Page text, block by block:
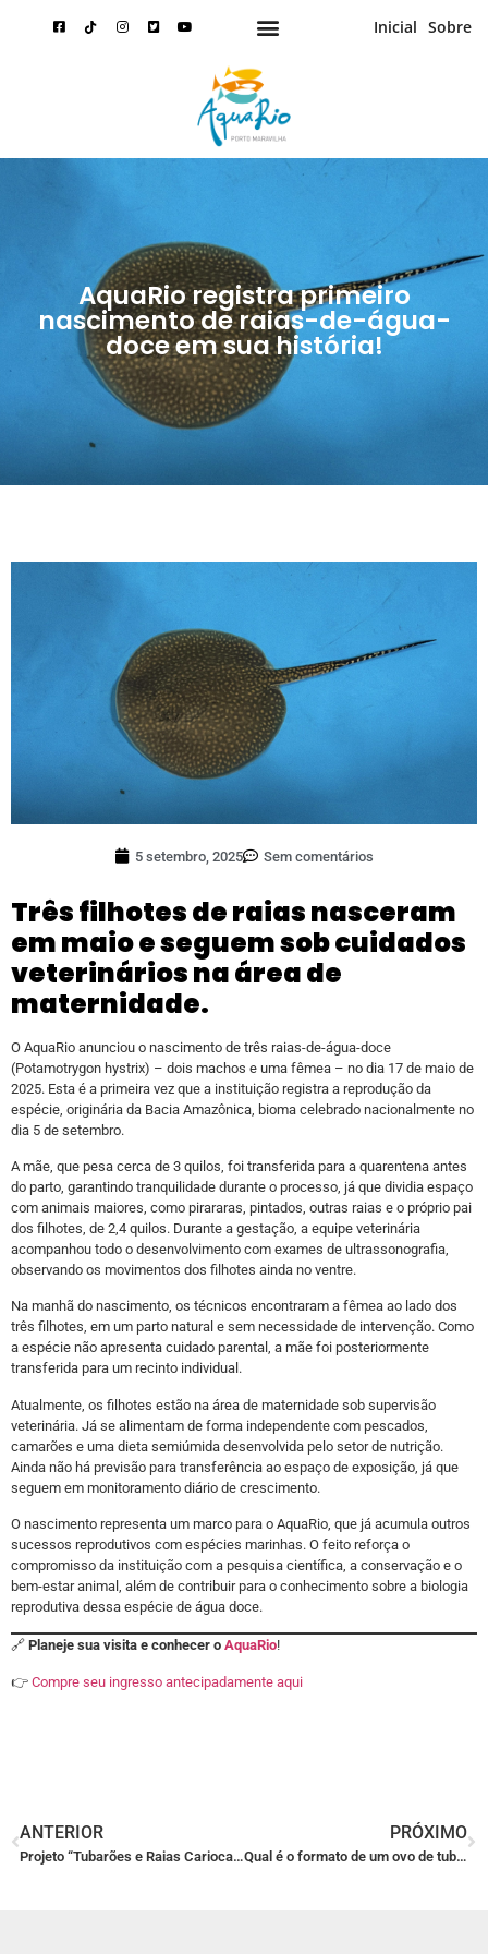
Inicial Sobre
AquaRio registra primeiro
nascimento de raias-de-água-
doce em sua história!
5 setembro, 2025 Sem comentários
Três filhotes de raias nasceram
em maio e seguem sob cuidados
veterinários na área de
maternidade.
O AquaRio anunciou o nascimento de três raias-de-água-doce
(Potamotrygon hystrix) – dois machos e uma fêmea – no dia 17 de maio de
2025. Esta é a primeira vez que a instituição registra a reprodução da
espécie, originária da Bacia Amazônica, bioma celebrado nacionalmente no
dia 5 de setembro.
A mãe, que pesa cerca de 3 quilos, foi transferida para a quarentena antes
do parto, garantindo tranquilidade durante o processo, já que dividia espaço
com animais maiores, como pirararas, pintados, outras raias e o próprio pai
dos filhotes, de 2,4 quilos. Durante a gestação, a equipe veterinária
acompanhou todo o desenvolvimento com exames de ultrassonografia,
observando os movimentos dos filhotes ainda no ventre.
Na manhã do nascimento, os técnicos encontraram a fêmea ao lado dos
três filhotes, em um parto natural e sem necessidade de intervenção. Como
a espécie não apresenta cuidado parental, a mãe foi posteriormente
transferida para um recinto individual.
Atualmente, os filhotes estão na área de maternidade sob supervisão
veterinária. Já se alimentam de forma independente com pescados,
camarões e uma dieta semiúmida desenvolvida pelo setor de nutrição.
Ainda não há previsão para transferência ao espaço de exposição, já que
seguem em monitoramento diário de crescimento.
O nascimento representa um marco para o AquaRio, que já acumula outros
sucessos reprodutivos com espécies marinhas. O feito reforça o
compromisso da instituição com a pesquisa científica, a conservação e o
bem-estar animal, além de contribuir para o conhecimento sobre a biologia
reprodutiva dessa espécie de água doce.
🔗 Planeje sua visita e conhecer o AquaRio!
👉 Compre seu ingresso antecipadamente aqui
ANTERIOR
Projeto “Tubarões e Raias Cariocas” é lançado no Rio para monitorar espécies com apoio da população
PRÓXIMO
Qual é o formato de um ovo de tubarão?